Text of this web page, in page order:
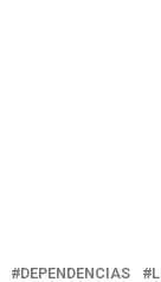
DEPENDENCIAS